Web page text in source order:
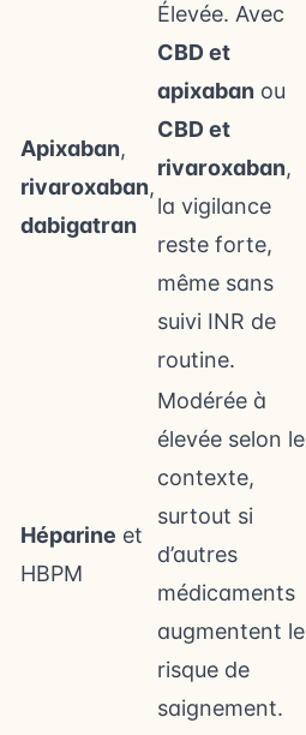
Apixaban,
rivaroxaban,
dabigatran
Élevée. Avec
CBD et
apixaban ou
CBD et
rivaroxaban,
la vigilance
reste forte,
même sans
suivi INR de
routine.
Héparine et
HBPM
Modérée à
élevée selon le
contexte,
surtout si
d’autres
médicaments
augmentent le
risque de
saignement.